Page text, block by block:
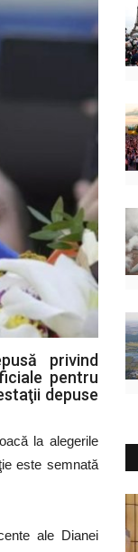
privind
pentru
depuse
la alegerile
este semnată
ale Dianei